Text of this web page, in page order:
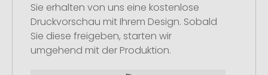
Sie erhalten von uns eine kostenlose
Druckvorschau mit Ihrem Design. Sobald
Sie diese freigeben, starten wir
umgehend mit der Produktion.